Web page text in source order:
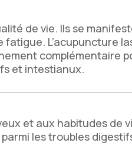
de vie. Ils se
L’acupuncture
complémentaire
et intestianux.
et aux habitudes de
les troubles